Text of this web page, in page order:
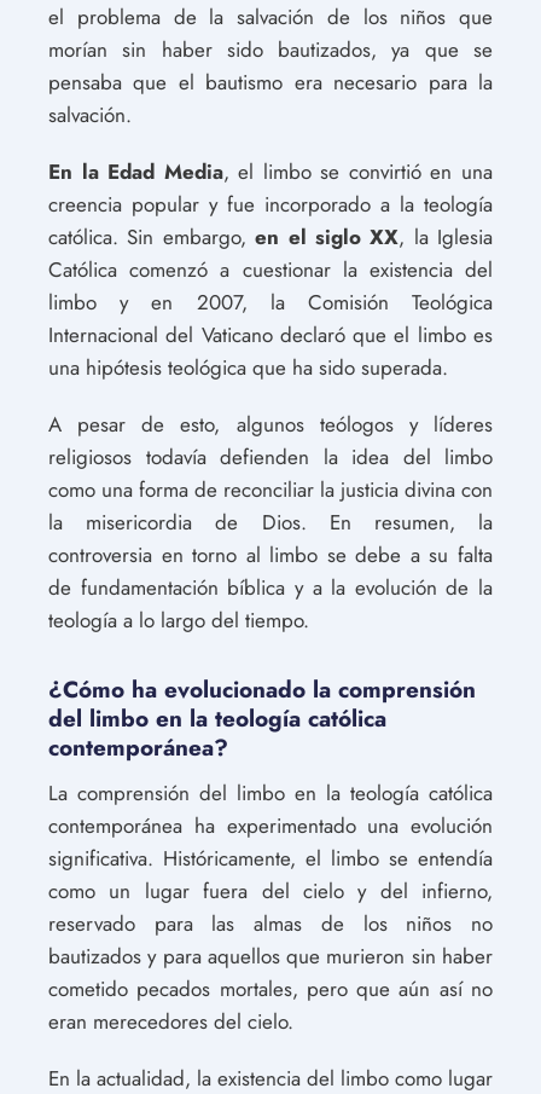
el problema de la salvación de los niños que
morían sin haber sido bautizados, ya que se
pensaba que el bautismo era necesario para la
salvación.
En la Edad Media, el limbo se convirtió en una
creencia popular y fue incorporado a la teología
católica. Sin embargo,en el siglo XX, la Iglesia
Católica comenzó a cuestionar la existencia del
limbo y en 2007, la Comisión Teológica
Internacional del Vaticano declaró que el limbo es
una hipótesis teológica que ha sido superada.
A pesar de esto, algunos teólogos y líderes
religiosos todavía defienden la idea del limbo
como una forma de reconciliar la justicia divina con
la misericordia de Dios. En resumen, la
controversia en torno al limbo se debe a su falta
de fundamentación bíblica y a la evolución de la
teología a lo largo del tiempo.
¿Cómo ha evolucionado la comprensión
del limbo en la teología católica
contemporánea?
La comprensión del limbo en la teología católica
contemporánea ha experimentado una evolución
significativa. Históricamente, el limbo se entendía
como un lugar fuera del cielo y del infierno,
reservado para las almas de los niños no
bautizados y para aquellos que murieron sin haber
cometido pecados mortales, pero que aún así no
eran merecedores del cielo.
En la actualidad, la existencia del limbo como lugar